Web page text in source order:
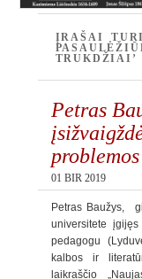
ĮRAŠAI
TRUKDŽIAI’
Petras
problemos
01 BIR 2019
Petras Baužys,
universitete
pedagogu
kalbos ir
laikraščio